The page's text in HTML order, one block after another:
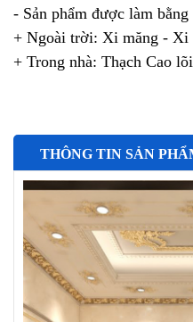
- Sản phẩm được làm
+ Ngoài trời: Xi măng - Xi
+ Trong nhà: Thạch Cao
THÔNG TIN SẢN